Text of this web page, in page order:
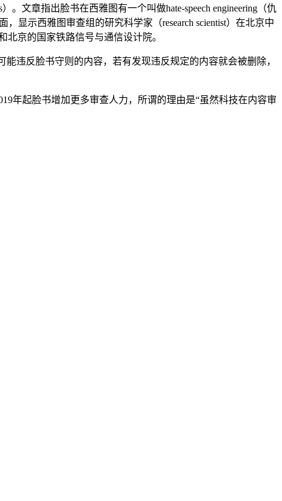
。文章指出脸书在西雅图有一个叫做hate-speech engineering（仇
显示西雅图审查组的研究科学家（research scientist）在北京中
京的国家铁路信号与通信设计院。
违反脸书守则的内容，若有发现违反规定的内容就会被删除，
年起脸书增加更多审查人力，所谓的理由是“虽然科技在内容审